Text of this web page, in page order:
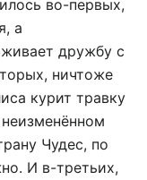
во-первых,
а
дружбу с
ничтоже
курит травку
Чудес, по
И в-третьих,